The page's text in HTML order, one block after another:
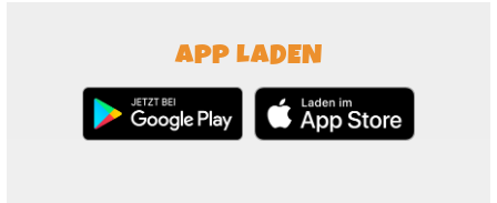
APP LADEN